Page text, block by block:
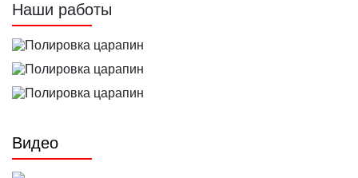
Наши работы
Видео